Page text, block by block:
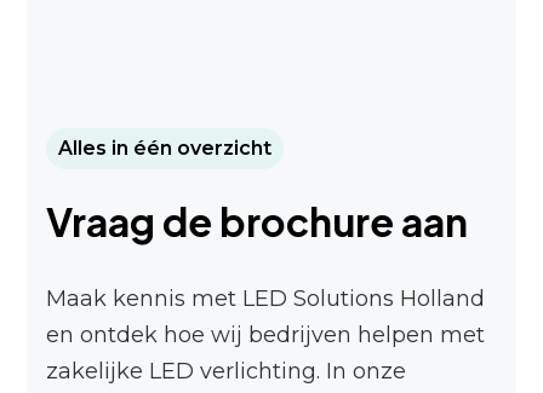
Alles in één overzicht
Vraag de brochure aan
Maak kennis met LED Solutions Holland
en ontdek hoe wij bedrijven helpen met
zakelijke LED verlichting. In onze